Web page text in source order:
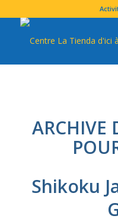
ARCHIVE
Shikoku